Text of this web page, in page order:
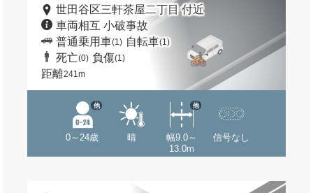
世田谷区三軒茶屋二丁目 付近
車両相互 小破事故
普通乗用車(1) 自転車(1)
死亡(0) 負傷(1)
距離241m
0～24歳
他
晴
幅9.0～
13.0m
他
信号なし